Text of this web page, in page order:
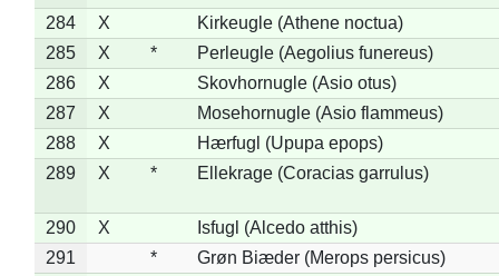
284 X
Kirkeugle (Athene noctua)
285
X *
Perleugle (Aegolius funereus)
286
X
Skovhornugle (Asio otus)
287
X
Mosehornugle (Asio flammeus)
288
X
Hærfugl (Upupa epops)
289
X * Ellekrage (Coracias garrulus)
290 X
Isfugl (Alcedo atthis)
291
*
Grøn Biæder (Merops persicus)